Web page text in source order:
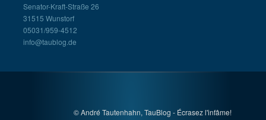
Senator-Kraft-Straße 26
31515 Wunstorf
05031/959-4512
info@taublog.de
© André Tautenhahn, TauBlog - Écrasez l'infâme!